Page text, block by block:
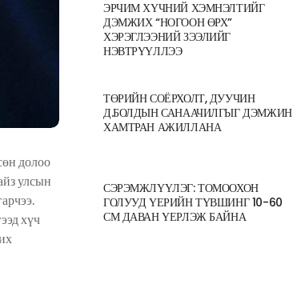
долоо
улсын
хүч
ЭРЧИМ ХҮЧНИЙ ХЭМНЭЛТИЙГ
ДЭМЖИХ “НОГООН ӨРХ”
ХЭРЭГЛЭЭНИЙ ЗЭЭЛИЙГ
НЭВТРҮҮЛЛЭЭ
ТӨРИЙН СОЁРХОЛТ, ДУУЧИН
Д.БОЛДЫН САНААЧИЛГЫГ ДЭМЖИН
ХАМТРАН АЖИЛЛАНА
СЭРЭМЖЛҮҮЛЭГ: ТОМООХОН
ГОЛУУД ҮЕРИЙН ТҮВШИНГ 10-60
СМ ДАВАН ҮЕРЛЭЖ БАЙНА